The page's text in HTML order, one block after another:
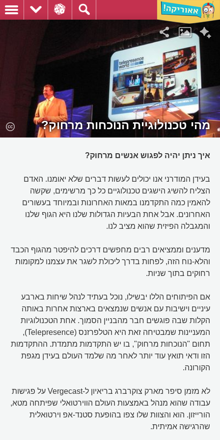
מהי טכנולוגיית הנוכחות מרחוק?
איך ניתן יהיה לפגוש אנשים מרחוק?
בעידן המודרני אנו יכולים לעשות דברים שלא יאומנו. האדם
הצליח להשיג הישגים טכנולוגיים כל כך מרשימים, שקשה
להאמין כמה התקדמנו במאות האחרונות ובמיוחד בעשורים
האחרונים. אבל אחת הבעיות הגדולות שלנו היא הגוף שלנו
והמגבלה הפיזית שהוא מציב לנו.
מדענים וממציאים רבים מחפשים דרכים להיפטר מהגוף הכבד
והלא-נוח הזה, לפחות בדרך ליכולת לשגר את עצמנו למקומות
רחוקים בתוך שניות.
אם הפיתוחים הללו יבשילו, נוכל בעתיד לנהל שיחות בארבע
עיניים וישיבות עם אנשים שנמצאים בארצות אחרות באותה
הקלות שבה פוגשים חבר מהבניין הסמוך. אחת הטכנולוגיות
המעניינות שמבטיחה זאת היא הטלפרזנס (Telepresence),
תחום "הנוכחות מרחוק", בו יש התקדמות מתמדת. ההתקדמות
הזו ודאי תואץ עוד יותר לאחר מה שלמד העולם בעידן מגפת
הקורונה.
לא מזמן סיפר מארק צוקרברג בריאיון ל-Vergecast על פגישות
עבודה שהוא מנהל באמצעות העולם הווירטואלי שפיתחה מטא,
הורייזון. הוא והצוות שלו צפו בהופעת סטנד-אפ וירטואלית
שהרגישה אמיתית.